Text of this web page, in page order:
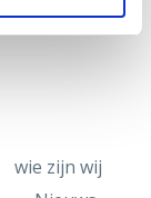
wie zijn wij